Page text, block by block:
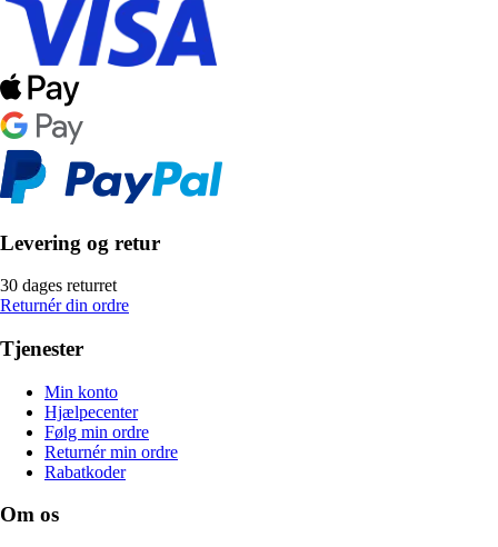
Levering og retur
30 dages returret
Returnér din ordre
Tjenester
Min konto
Hjælpecenter
Følg min ordre
Returnér min ordre
Rabatkoder
Om os